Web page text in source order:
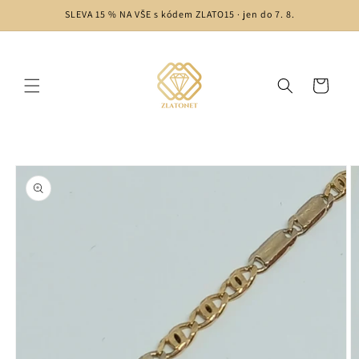
SLEVA 15 % NA VŠE s kódem ZLATO15 · jen do 7. 8.
Cart
Skip to
product
information